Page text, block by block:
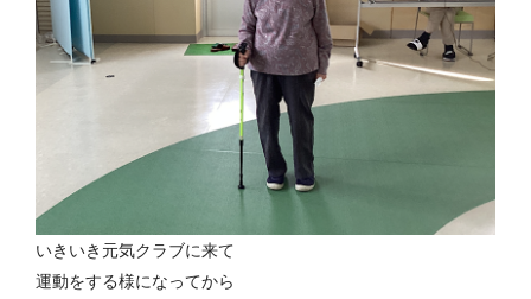
いきいき元気クラブに来て
運動をする様になってから